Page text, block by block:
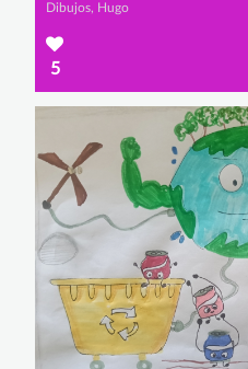
Dibujos, Hugo
5